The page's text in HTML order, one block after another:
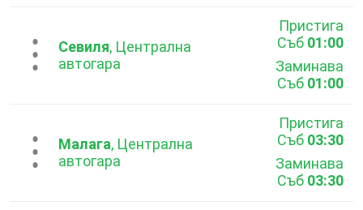
...Севиля, Централна
автогара
Пристига
Съб 01:00
Заминава
Съб 01:00
...Малага, Централна
автогара
Пристига
Съб 03:30
Заминава
Съб 03:30